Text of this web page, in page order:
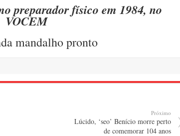
preparador físico em 1984, no
VOCEM
Próximo
Lúcido, ‘seo’ Benício morre perto
de comemorar 104 anos